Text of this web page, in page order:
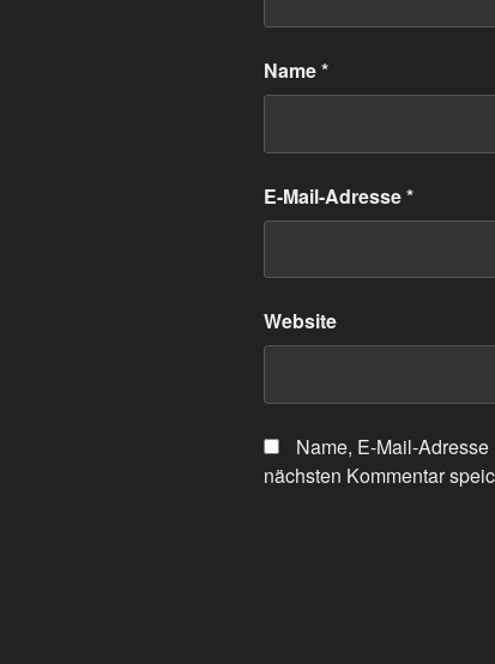
Name*
E-Mail-Adresse*
Website
Name, E-Mail-
nächsten Kommentar